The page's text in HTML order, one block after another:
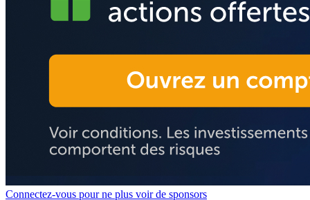
Connectez-vous pour ne plus voir de sponsors